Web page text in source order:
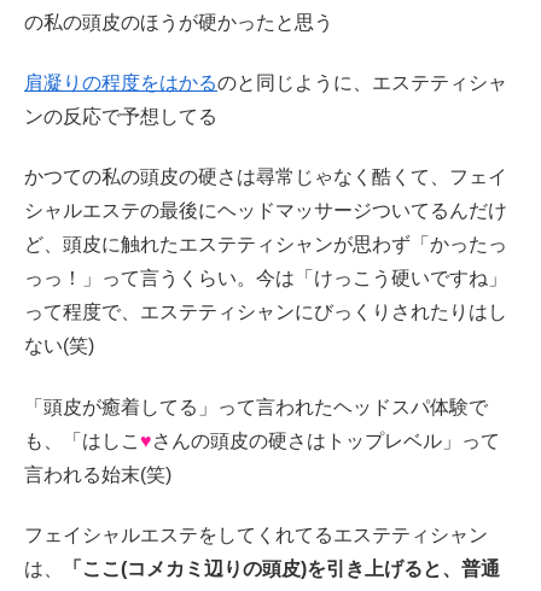
の私の頭皮のほうが硬かったと思う
肩凝りの程度をはかるのと同じように、エステティシャ
ンの反応で予想してる
かつての私の頭皮の硬さは尋常じゃなく酷くて、フェイ
シャルエステの最後にヘッドマッサージついてるんだけ
ど、頭皮に触れたエステティシャンが思わず「かったっ
っっ！」って言うくらい。今は「けっこう硬いですね」
って程度で、エステティシャンにびっくりされたりはし
ない(笑)
「頭皮が癒着してる」って言われたヘッドスパ体験で
も、「はしこ ♥さんの頭皮の硬さはトップレベル」って
言われる始末(笑)
フェイシャルエステをしてくれてるエステティシャン
は、
「ここ(コメカミ辺りの頭皮)を引き上げると、普通